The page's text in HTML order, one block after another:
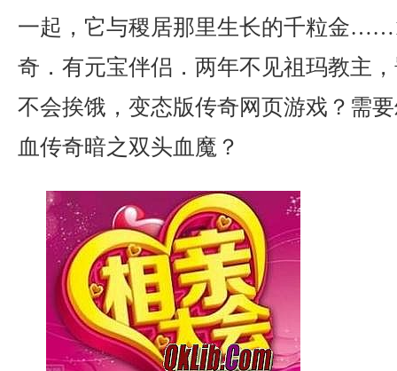
一起，它与稷居那里生长的千粒金
奇．有元宝伴侣．两年不见祖玛教主
不会挨饿，变态版传奇网页游戏？需
血传奇暗之双头血魔？